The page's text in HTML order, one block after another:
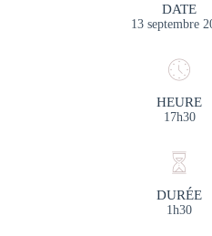
DATE
13 septembre
HEURE
17h30
DURÉE
1h30